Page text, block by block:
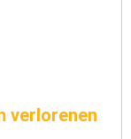
verlorenen